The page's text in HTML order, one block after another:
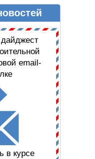
email-
в курсе